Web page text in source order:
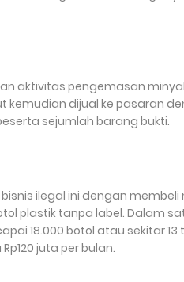
aktivitas pengemasan
kemudian dijual ke pasaran
sejumlah barang bukti.
ilegal ini dengan
plastik tanpa label. Dalam
18.000 botol atau sekitar
juta per bulan.